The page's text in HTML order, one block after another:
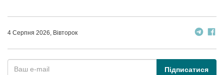
4 Серпня 2026, Вівторок
Підписатися